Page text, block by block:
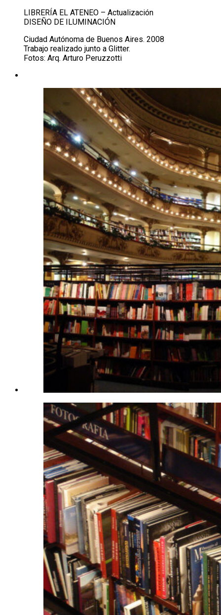
LIBRERÍA EL ATENEO – Actualización
DISEÑO DE ILUMINACIÓN
Ciudad Autónoma de Buenos Aires. 2008
Trabajo realizado junto a Glitter.
Fotos: Arq. Arturo Peruzzotti